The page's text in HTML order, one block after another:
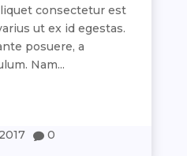
consectetur est
ut ex id egestas.
posuere, a
Nam...
 0